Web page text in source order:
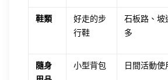
鞋類
好走的步
行鞋
石板路、坡
多
隨身
小型背包 日間活動使